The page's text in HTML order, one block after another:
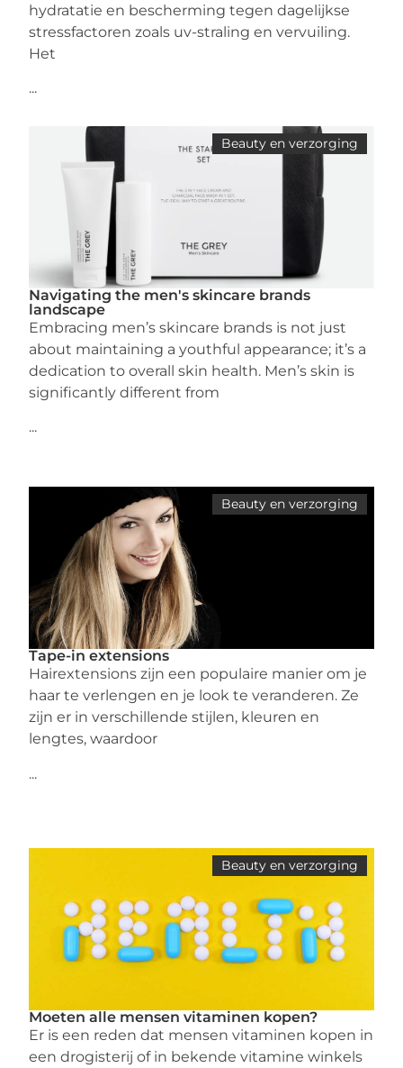
hydratatie en bescherming tegen dagelijkse
stressfactoren zoals uv-straling en vervuiling.
Het
...
Beauty en verzorging
Navigating the men's skincare brands
landscape
Embracing men’s skincare brands is not just
about maintaining a youthful appearance; it’s a
dedication to overall skin health. Men’s skin is
significantly different from
...
Beauty en verzorging
Tape-in extensions
Hairextensions zijn een populaire manier om je
haar te verlengen en je look te veranderen. Ze
zijn er in verschillende stijlen, kleuren en
lengtes, waardoor
...
Beauty en verzorging
Moeten alle mensen vitaminen kopen?
Er is een reden dat mensen vitaminen kopen in
een drogisterij of in bekende vitamine winkels